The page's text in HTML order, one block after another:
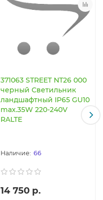
371063 STREET NT26 000
черный Светильник
ландшафтный IP65 GU10
max.35W 220-240V
RALTE
66
14 750 р.